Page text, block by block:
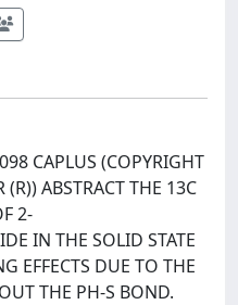
CAPLUS (COPYRIGHT
ABSTRACT THE 13C
2-
IN THE SOLID STATE
EFFECTS DUE TO THE
THE PH-S BOND.